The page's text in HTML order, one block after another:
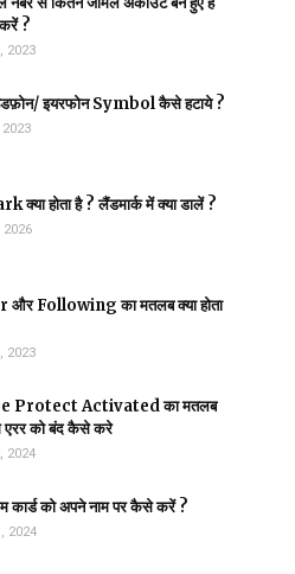
?
2023
इयरफोन Symbol कैसे हटाये ?
2023
क्या होता है ? लैंडमार्क में क्या डालें ?
2026
Following का मतलब क्या होता
2023
Protect Activated का मतलब
एरर को बंद कैसे करे
2024
कार्ड को अपने नाम पर कैसे करें ?
2024